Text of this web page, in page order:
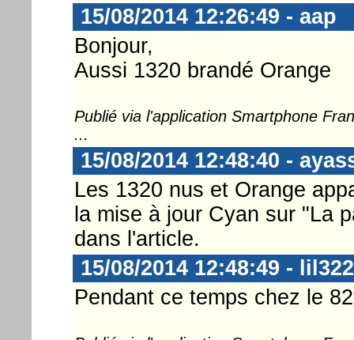
15/08/2014 12:26:49 - aap
Bonjour,
Aussi 1320 brandé Orange
Publié via l'application Smartphone
...
15/08/2014 12:48:40 -
Les 1320 nus et Orange
la mise à jour Cyan sur "La
dans l'article.
15/08/2014 12:48:49 - lil322
Pendant ce temps chez le